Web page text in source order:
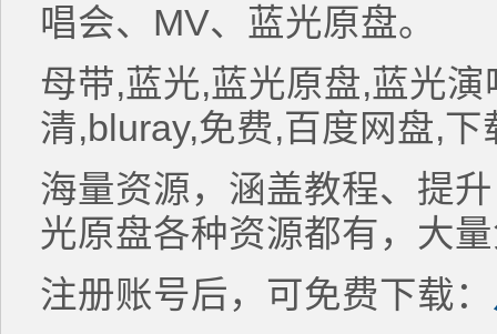
唱会、MV、蓝光原盘。
母带,蓝光,蓝光原盘,蓝光
清,bluray,免费,百度网盘,下
海量资源，涵盖教程、提
光原盘各种资源都有，大
注册账号后，可免费下载：